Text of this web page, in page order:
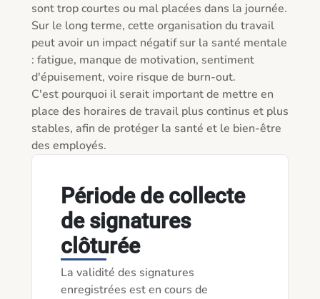
sont trop courtes ou mal placées dans la journée.
Sur le long terme, cette organisation du travail
peut avoir un impact négatif sur la santé mentale
: fatigue, manque de motivation, sentiment
d'épuisement, voire risque de burn-out.
C'est pourquoi il serait important de mettre en
place des horaires de travail plus continus et plus
stables, afin de protéger la santé et le bien-être
des employés.
Période de collecte
de signatures
clôturée
La validité des signatures
enregistrées est en cours de